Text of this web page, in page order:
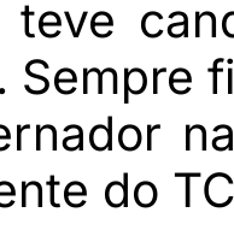
teve
Sempre
do